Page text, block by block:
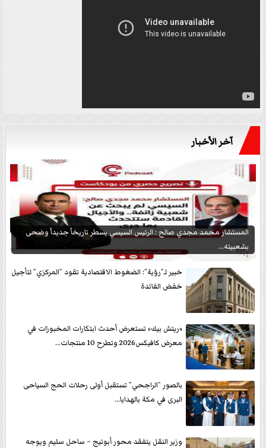
آخر الأخبار
المستشار محمد مجدي صالح : الرئيس السيسي يسطر تاريخاً جديداً وضحى
بشعبيته...
خبير لـ”رؤية”: الضغوط الاقتصادية تقود ”المركزي” لتأجيل
خفض الفائدة
«ريتش بيك» تستعرض أحدث ابتكارات المخبوزات في
معرض كافيكس2026 وتطرح 10 منتجات...
بالصور ”الراجحي” تستقبل أولى رحلات الحج السياحى
البرى في مكة بالهدايا...
وزير النقل يتفقد محور أبوتيج – ساحل سليم ويوجه